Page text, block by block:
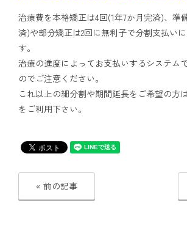
よくある質問
リスク・副作用
アクセス
通院中の方はこちら
初診相談予約
治療費を本格矯正は4回(1年7か月完済)、準
済)や部分矯正は2回に無利子で分割支払い
す。
治療の進度によってお支払いするシステム
のでご注意ください。
これ以上の細分割や期間延長をご希望の方
をご利用下さい。
« 前の記事